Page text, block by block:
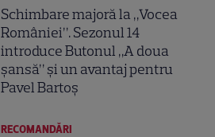
Schimbare majoră la „Vocea
României”. Sezonul 14
introduce Butonul „A doua
șansă” și un avantaj pentru
Pavel Bartoș
RECOMANDĂRI